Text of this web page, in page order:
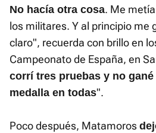
No hacía otra cosa. Me
los militares. Y al principio me
claro", recuerda con brillo en
Campeonato de España, en
corrí tres pruebas y no
medalla en todas".
Poco después, Matamoros